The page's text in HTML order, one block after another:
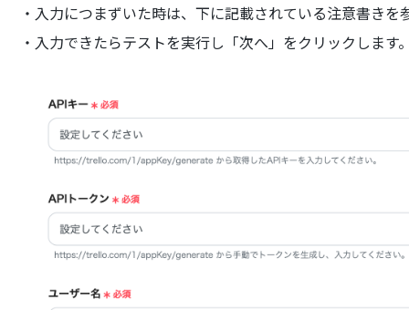
・入力につまずいた時は、下に記載されている注意書きを
・入力できたらテストを実行し「次へ」をクリックします